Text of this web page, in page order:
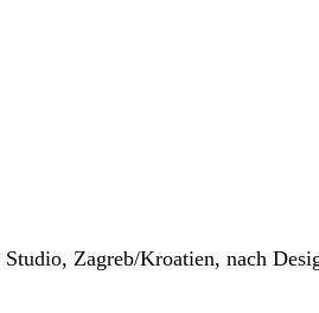
Zagreb/Kroatien, nach